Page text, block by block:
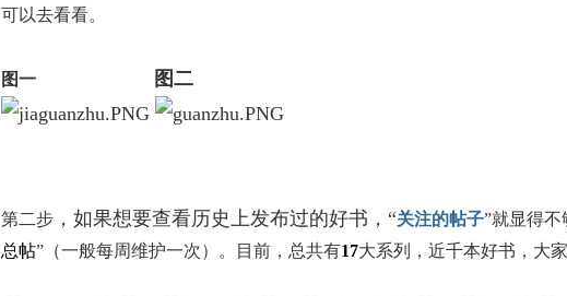
可以去看看。
图一 图二
第二步 ，如果想要查看历史上发布过的好书，“关注的帖子”就显得
总帖”（一般每周维护一次）。目前，总共有17大系列， 近千本好书，大